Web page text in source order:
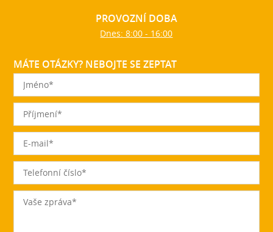
PROVOZNÍ DOBA
Dnes: 8:00 - 16:00
MÁTE OTÁZKY? NEBOJTE SE ZEPTAT